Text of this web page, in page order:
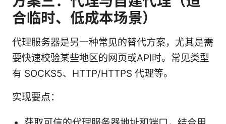
合临时、低成本场景）
代理服务器是另一种常见的替代方案，尤其是需
要快速校验某些地区的网页或API时。常见类型
有 SOCKS5、HTTP/HTTPS 代理等。
实现要点：